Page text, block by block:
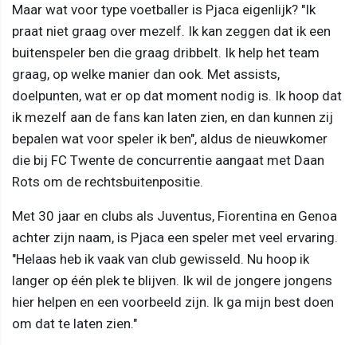
Maar wat voor type voetballer is Pjaca eigenlijk? "Ik
praat niet graag over mezelf. Ik kan zeggen dat ik een
buitenspeler ben die graag dribbelt. Ik help het team
graag, op welke manier dan ook. Met assists,
doelpunten, wat er op dat moment nodig is. Ik hoop dat
ik mezelf aan de fans kan laten zien, en dan kunnen zij
bepalen wat voor speler ik ben", aldus de nieuwkomer
die bij FC Twente de concurrentie aangaat met Daan
Rots om de rechtsbuitenpositie.
Met 30 jaar en clubs als Juventus, Fiorentina en Genoa
achter zijn naam, is Pjaca een speler met veel ervaring.
"Helaas heb ik vaak van club gewisseld. Nu hoop ik
langer op één plek te blijven. Ik wil de jongere jongens
hier helpen en een voorbeeld zijn. Ik ga mijn best doen
om dat te laten zien."